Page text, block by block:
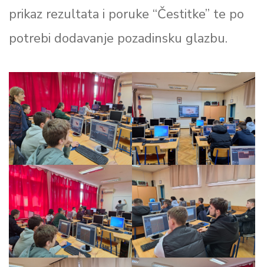
prikaz rezultata i poruke “Čestitke” te po
potrebi dodavanje pozadinsku glazbu.